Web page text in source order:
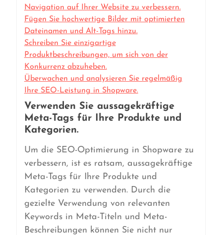
Navigation auf Ihrer Website zu verbessern.
Fügen Sie hochwertige Bilder mit optimierten
Dateinamen und Alt-Tags hinzu.
Schreiben Sie einzigartige
Produktbeschreibungen, um sich von der
Konkurrenz abzuheben.
Überwachen und analysieren Sie regelmäßig
Ihre SEO-Leistung in Shopware.
Verwenden Sie aussagekräftige
Meta-Tags für Ihre Produkte und
Kategorien.
Um die SEO-Optimierung in Shopware zu
verbessern, ist es ratsam, aussagekräftige
Meta-Tags für Ihre Produkte und
Kategorien zu verwenden. Durch die
gezielte Verwendung von relevanten
Keywords in Meta-Titeln und Meta-
Beschreibungen können Sie nicht nur